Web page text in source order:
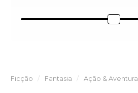
Ficção Fantasia Ação & Aventura